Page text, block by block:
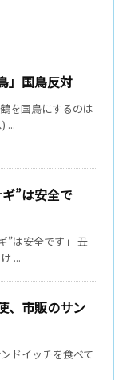
」国鳥反対
を国鳥にするのは
...
”は安全で
”は安全です」 丑
...
、市販のサン
ドイッチを食べて